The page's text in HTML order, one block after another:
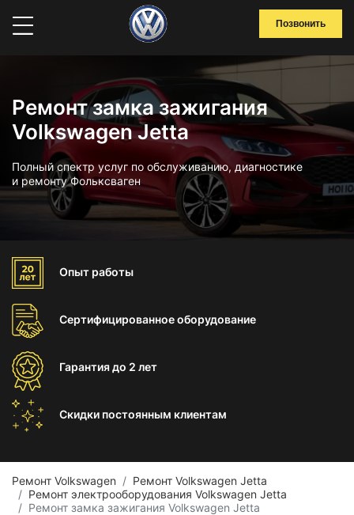
Позвонить
Ремонт замка зажигания
Volkswagen Jetta
Полный спектр услуг по обслуживанию, диагностике
и ремонту Фольксваген
Опыт работы
Сертифицированноеоборудование
Гарантиядо 2 лет
Скидки постоянным клиентам
Ремонт Volkswagen
Ремонт Volkswagen Jetta
Ремонт электрооборудования Volkswagen Jetta
Ремонт замка зажигания Volkswagen Jetta